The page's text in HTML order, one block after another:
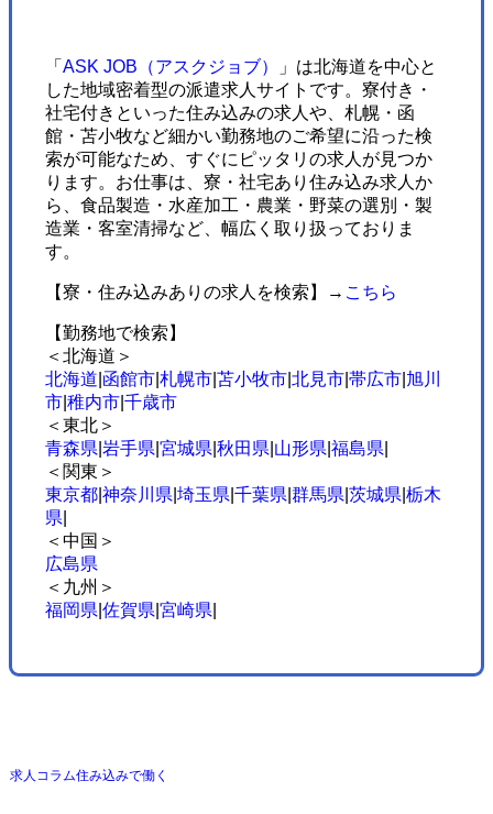
「 ASK JOB（アスクジョブ）
」は北海道を中心と
した地域密着型の派遣求人サイトです。寮付き・
社宅付きといった住み込みの求人や、札幌・函
館・苫小牧など細かい勤務地のご希望に沿った検
索が可能なため、すぐにピッタリの求人が見つか
ります。お仕事は、寮・社宅あり住み込み求人か
ら、食品製造・水産加工・農業・野菜の選別・製
造業・客室清掃など、幅広く取り扱っておりま
す。
【寮・住み込みありの求人を検索】→ こちら
【勤務地で検索】
＜北海道＞
北海道 函館市 札幌市 苫小牧市 北見市 帯広市 旭川
市 稚内市 千歳市
＜東北＞
青森県 岩手県 宮城県 秋田県 山形県 福島県
＜関東＞
東京都 神奈川県 埼玉県 千葉県 群馬県 茨城県 栃木
県
＜中国＞
広島県
＜九州＞
福岡県 佐賀県 宮崎県
求人コラム住み込みで働く